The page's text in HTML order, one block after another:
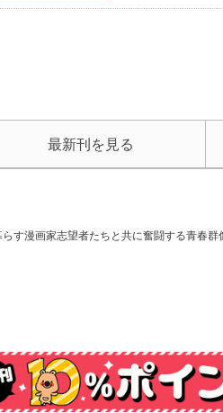
最新刊を見る
す漫画家志望者たちと共に奮闘する青春